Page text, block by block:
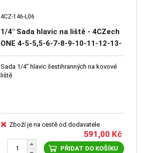
4CZ-146-L06
1/4" Sada hlavic na liště - 4CZech
ONE 4-5-5,5-6-7-8-9-10-11-12-13-
14mm
Sada 1/4" hlavic šestihranných na kovové
liště
Zboží je na cestě od dodavatele
591,00 Kč
PŘIDAT DO KOŠÍKU